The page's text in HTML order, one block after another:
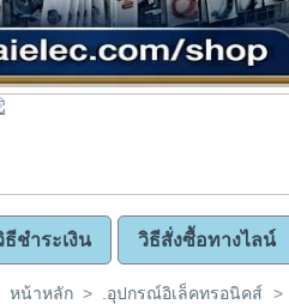
ธีชำระเงิน วิธีสั่งซื้อทางไลน์
หน้าหลัก > .อุปกรณ์อิเล็คทรอนิคส์ >